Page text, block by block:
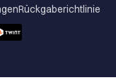
Rückgaberichtlinie